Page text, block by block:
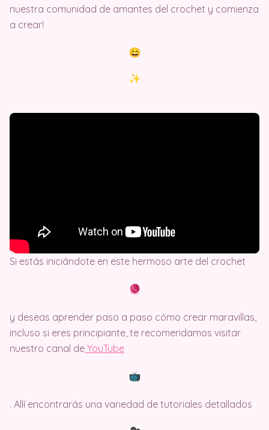
nuestra comunidad de amantes del crochet y comienza
a crear!
Si estás iniciándote en este hermoso arte del crochet
y deseas aprender paso a paso cómo crear maravillas,
incluso si eres principiante, te recomendamos visitar
nuestro canal de YouTube
. Allí encontrarás una variedad de tutoriales detallados